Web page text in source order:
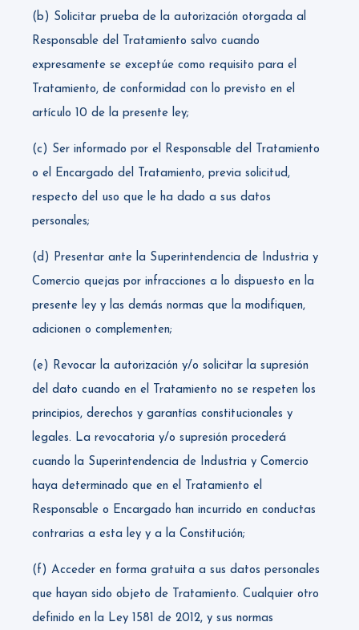
(b) Solicitar prueba de la autorización otorgada al
Responsable del Tratamiento salvo cuando
expresamente se exceptúe como requisito para el
Tratamiento, de conformidad con lo previsto en el
artículo 10 de la presente ley;
(c) Ser informado por el Responsable del Tratamiento
o el Encargado del Tratamiento, previa solicitud,
respecto del uso que le ha dado a sus datos
personales;
(d) Presentar ante la Superintendencia de Industria y
Comercio quejas por infracciones a lo dispuesto en la
presente ley y las demás normas que la modifiquen,
adicionen o complementen;
(e) Revocar la autorización y/o solicitar la supresión
del dato cuando en el Tratamiento no se respeten los
principios, derechos y garantías constitucionales y
legales. La revocatoria y/o supresión procederá
cuando la Superintendencia de Industria y Comercio
haya determinado que en el Tratamiento el
Responsable o Encargado han incurrido en conductas
contrarias a esta ley y a la Constitución;
(f) Acceder en forma gratuita a sus datos personales
que hayan sido objeto de Tratamiento. Cualquier otro
definido en la Ley 1581 de 2012, y sus normas